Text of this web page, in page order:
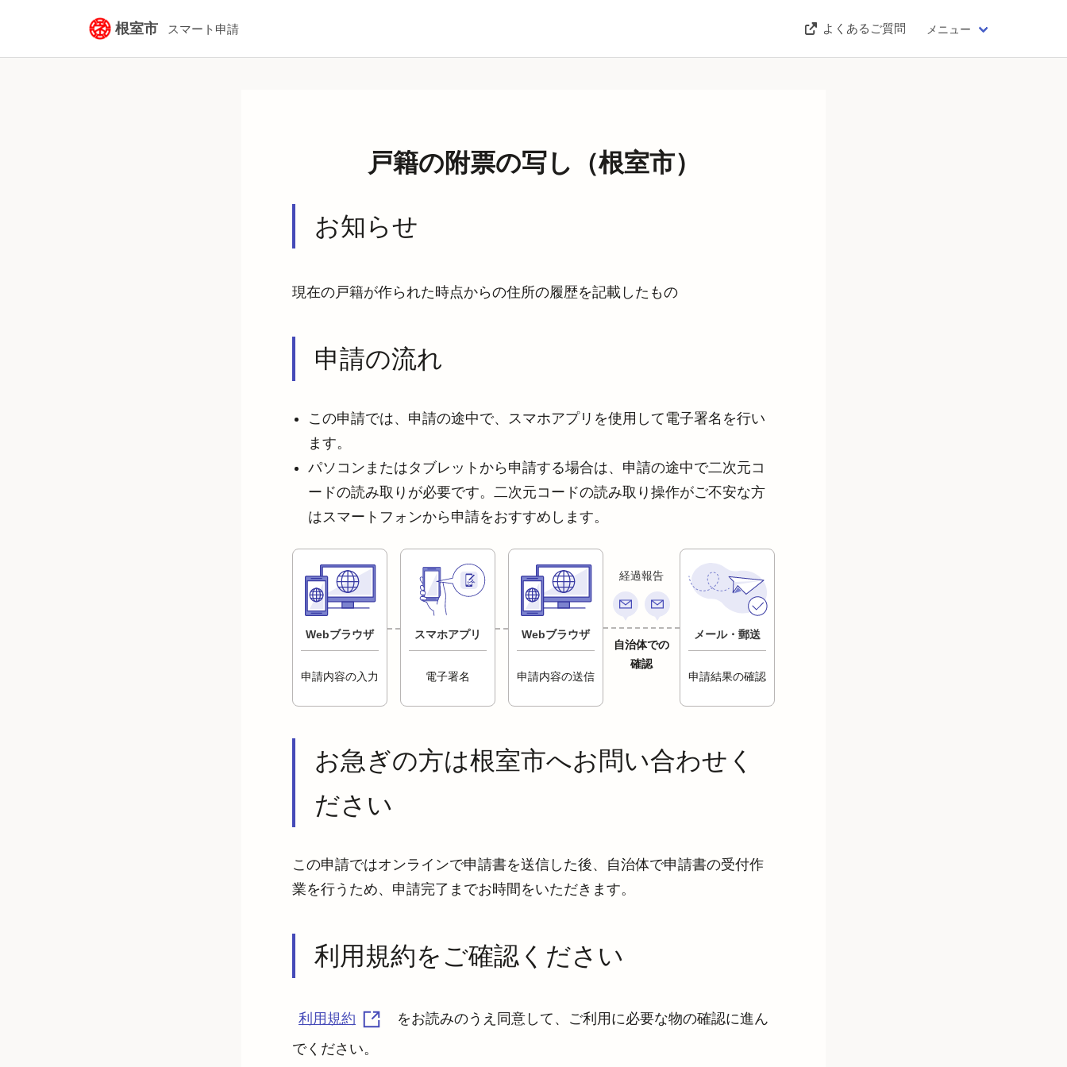
根室市 スマート申請 よくあるご質問 メニュー
戸籍の附票の写し（根室市）
お知らせ
現在の戸籍が作られた時点からの住所の履歴を記載したもの
申請の流れ
この申請では、申請の途中で、スマホアプリを使用して電子署名を行い
ます。
パソコンまたはタブレットから申請する場合は、申請の途中で二次元コ
ードの読み取りが必要です。二次元コードの読み取り操作がご不安な方
はスマートフォンから申請をおすすめします。
Webブラウザ
申請内容の入力
スマホアプリ
電子署名
Webブラウザ
申請内容の送信
経過報告
自治体での
確認
メール・郵送
申請結果の確認
お急ぎの方は根室市へお問い合わせく
ださい
この申請ではオンラインで申請書を送信した後、自治体で申請書の受付作
業を行うため、申請完了までお時間をいただきます。
利用規約をご確認ください
利用規約
をお読みのうえ同意して、ご利用に必要な物の確認に進ん
でください。